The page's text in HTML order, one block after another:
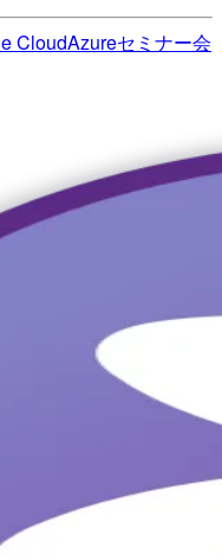
CloudAzureセミナー会